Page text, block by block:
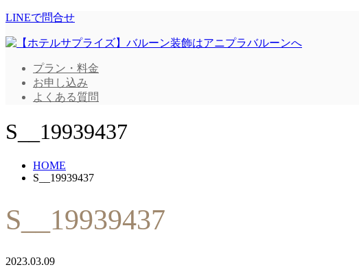
LINEで問合せ
プラン・料金
お申し込み
よくある質問
S__19939437
HOME
S__19939437
S__19939437
2023.03.09